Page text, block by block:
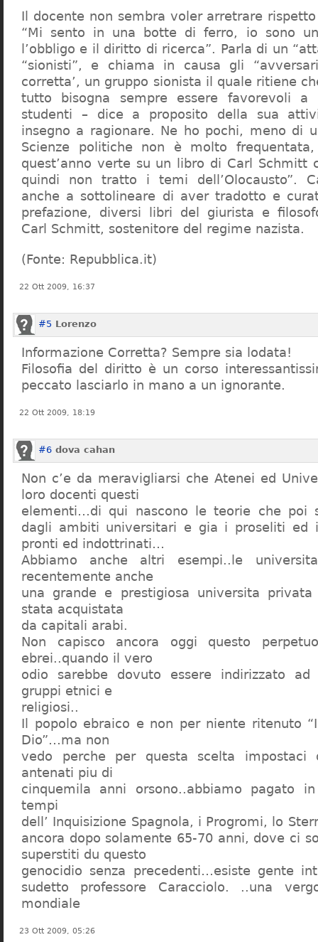
Il docente non sembra voler arretrare
“Mi sento in una botte di ferro, io sono
l’obbligo e il diritto di ricerca”. Parla di un
“sionisti”, e chiama in causa gli
corretta’, un gruppo sionista il quale ritiene
tutto bisogna sempre essere favorevoli a
studenti – dice a proposito della sua
insegno a ragionare. Ne ho pochi, meno di
Scienze politiche non è molto
quest’anno verte su un libro di Carl Schmitt
quindi non tratto i temi dell’Olocausto”.
anche a sottolineare di aver tradotto e
prefazione, diversi libri del giurista e
Carl Schmitt, sostenitore del regime nazista.
(Fonte: Repubblica.it)
22 Ott 2009, 16:37
#5 Lorenzo
Informazione Corretta? Sempre sia lodata!
Filosofia del diritto è un corso
peccato lasciarlo in mano a un ignorante.
22 Ott 2009, 18:19
#6 dova cahan
Non c’e da meravigliarsi che Atenei ed
loro docenti questi
elementi…di qui nascono le teorie che poi
dagli ambiti universitari e gia i proseliti ed
pronti ed indottrinati…
Abbiamo anche altri esempi..le
recentemente anche
una grande e prestigiosa universita
stata acquistata
da capitali arabi.
Non capisco ancora oggi questo
ebrei..quando il vero
odio sarebbe dovuto essere indirizzato
gruppi etnici e
religiosi..
Il popolo ebraico e non per niente ritenuto
Dio”…ma non
vedo perche per questa scelta
antenati piu di
cinquemila anni orsono..abbiamo pagato
tempi
dell’ Inquisizione Spagnola, i Progromi, lo
ancora dopo solamente 65-70 anni, dove ci
superstiti du questo
genocidio senza precedenti…esiste gente
sudetto professore Caracciolo. ..una
mondiale
23 Ott 2009, 05:26